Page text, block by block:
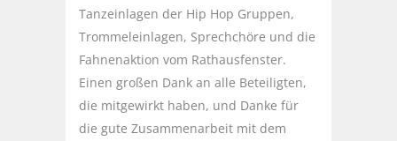
Tanzeinlagen der Hip Hop Gruppen,
Trommeleinlagen, Sprechchöre und die
Fahnenaktion vom Rathausfenster.
Einen großen Dank an alle Beteiligten,
die mitgewirkt haben, und Danke für
die gute Zusammenarbeit mit dem